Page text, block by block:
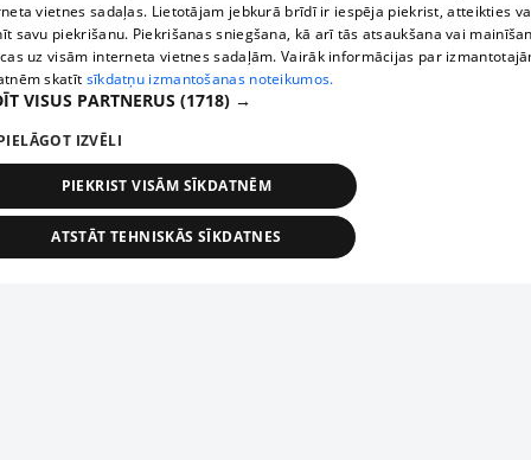
vietnes sadaļas. Lietotājam jebkurā brīdī ir iespēja piekrist, atteikties
savu piekrišanu. Piekrišanas sniegšana, kā arī tās atsaukšana vai
uz visām interneta vietnes sadaļām. Vairāk informācijas par
skatīt sīkdatņu izmantošanas noteikumos.
VISUS PARTNERUS (1718) →
IZVĒLI
PIEKRIST VISĀM SĪKDATNĒM
ATSTĀT TEHNISKĀS SĪKDATNES